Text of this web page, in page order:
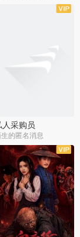
人采购员
生的匿名消息